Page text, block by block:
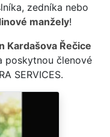
zedníka nebo
manžely!
Kardašova Řečice
poskytnou členové
SERVICES.